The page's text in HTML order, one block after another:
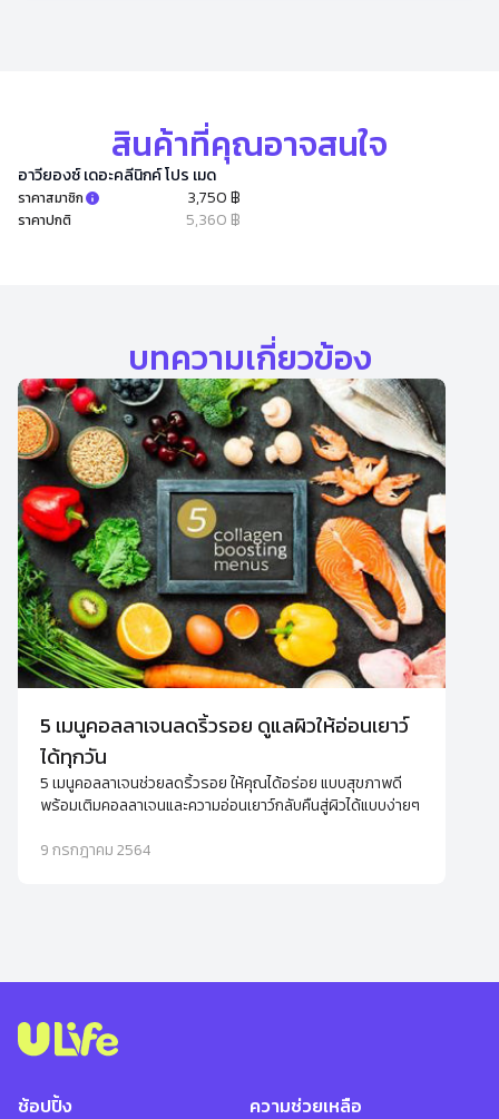
สินค้าที่คุณอาจสนใจ
อาวียองซ์ เดอะคลีนิกค์ โปร เมด
ราคาสมาชิก 3,750 ฿
ราคาปกติ 5,360 ฿
บทความเกี่ยวข้อง
5 เมนูคอลลาเจนลดริ้วรอย ดูแลผิวให้อ่อนเยาว์
ได้ทุกวัน
5 เมนูคอลลาเจนช่วยลดริ้วรอย ให้คุณได้อร่อย แบบสุขภาพดี
พร้อมเติมคอลลาเจนและความอ่อนเยาว์กลับคืนสู่ผิวได้แบบง่ายๆ
9 กรกฎาคม 2564
ช้อปปิ้ง ความช่วยเหลือ